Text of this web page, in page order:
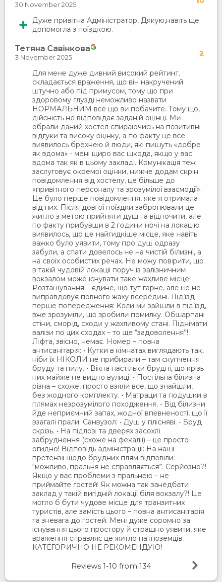
30 November 2025
Дуже привітна Адміністратор, Дякую,навіть ще
допомогла з поїздкою.
Тетяна Савінкова 2
3 November 2025
Для мене дуже дивний високий рейтинг,
складається враження, що він накручений
штучно або під примусом, тому що при
здоровому глузді неможливо назвати
НОРМАЛЬНИМ все що ви побачите. Тому що,
дійсність не відповідає заданій оцінці. Ми
обрали даний хостел спираючись на позитивні
відгуки та високу оцінку, а по факту це все
виявилось брехнею й люди, які пишуть «добре
як вдома» - мені щиро вас шкода, якщо у вас
вдома так як в цьому закладі. Комунікація теж
заслуговує окремої оцінки, нижче додам скрін
повідомлення від хостелу, це більше до
«привітного персоналу та зрозумілої взаємодії».
Це було перше повідомлення, яке я отримала
від них. Після довгої поїздки забронювали це
житло з метою прийняти душ та відпочити, але
по факту прибувши в 2 години ночі на локацію
виявилось, що це найгидкіше місце, яке навіть
важко було уявити, тому про душ одразу
забули, а спати довелось не на чистій білизні, а
на своїх особистих речах. Не можу повірити, що
в такій чудовій локації поруч із залізничним
вокзалом може існувати таке жахливе місце!
Розташування – єдине, що тут гарне, але це не
виправдовує повного жаху всередині. Під’їзд –
перше попередження: Коли ми зайшли в під’їзд,
вже зрозуміли, що зробили помилку. Обшарпані
стіни, сморід, сходи у жахливому стані. Піднімати
валізи по цих сходах – то ще “задоволення”!
Ліфта, звісно, немає. Номер – повна
антисанітарія: • Кутки в кімнатах виглядають так,
ніби їх НІКОЛИ не прибирали – там скупчення
бруду та пилу. • Вікна настільки брудні, що крізь
них майже не видно вулиці. • Постільна білизна
різна – схоже, просто взяли все, що знайшли,
без жодного комплекту. • Матраци та подушки в
плямах незрозумілого походження. • Від білизни
йде неприємний запах, жодної впевненості, що її
взагалі прали. Санвузол: • Душ у плісняві. • Бруд
скрізь. • На підлозі та дверях засохлі
забруднення (схоже на фекалії) – це просто
огидно! Відповідь адміністрації: На наші
претензії щодо брудних плям відповіли:
“можливо, пральня не справляється”. Серйозно?!
Якщо у вас проблеми з пральнею – не
приймайте гостей! Як можна так занедбати
заклад у такій вигідній локації біля вокзалу?! Це
могло б бути чудове місце для транзитних
туристів, але замість цього – повна антисанітарія
та зневага до гостей. Мені дуже соромно за
існування цього простору й страшно уявити, яке
враження справляє це житло на іноземців.
КАТЕГОРИЧНО НЕ РЕКОМЕНДУЮ!
Reviews 1-10 from 134